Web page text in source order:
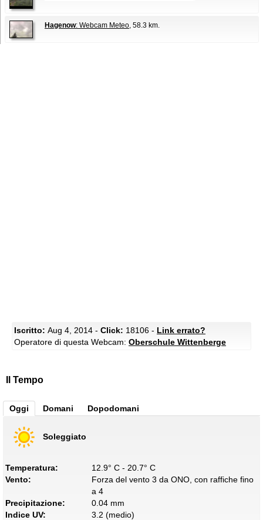
Hagenow: Webcam Meteo, 58.3 km.
Iscritto: Aug 4, 2014 - Click: 18106 - Link errato?
Operatore di questa Webcam: Oberschule Wittenberge
Il Tempo
Oggi Domani Dopodomani
Soleggiato
Temperatura:
12.9° C - 20.7° C
Vento:
Forza del vento 3 da ONO, con raffiche fino
a 4
Precipitazione:
0.04 mm
Indice UV:
3.2 (medio)